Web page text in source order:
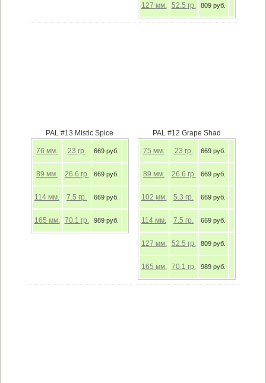
127 мм. 52.5 гр. 809 руб.
PAL #13 Mistic Spice
76 мм. 23 гр. 669 руб.
89 мм. 26.6 гр. 669 руб.
114 мм. 7.5 гр. 669 руб.
165 мм. 70.1 гр. 989 руб.
PAL #12 Grape Shad
75 мм. 23 гр. 669 руб.
89 мм. 26.6 гр. 669 руб.
102 мм. 5.3 гр. 669 руб.
114 мм. 7.5 гр. 669 руб.
127 мм. 52.5 гр. 809 руб.
165 мм. 70.1 гр. 989 руб.